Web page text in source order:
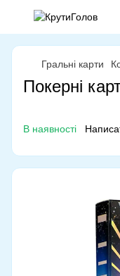
Гральні карти
Покерні
В наявності